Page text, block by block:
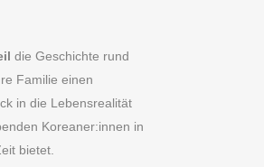
die Geschichte rund
Familie einen
in die Lebensrealität
Koreaner:innen in
bietet.